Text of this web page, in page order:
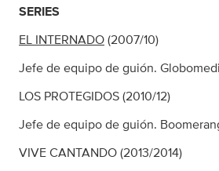
SERIES
EL INTERNADO (2007/10)
Jefe de equipo de guión.
LOS PROTEGIDOS (2010/12)
Jefe de equipo de guión.
VIVE CANTANDO (2013/2014)